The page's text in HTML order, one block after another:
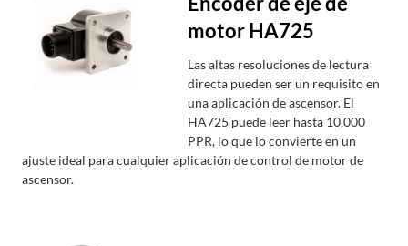
motor HA725
Las altas resoluciones de lectura
directa pueden ser un requisito en
una aplicación de ascensor. El
HA725 puede leer hasta 10,000
PPR, lo que lo convierte en un
ajuste ideal para cualquier aplicación de control de motor de
ascensor.